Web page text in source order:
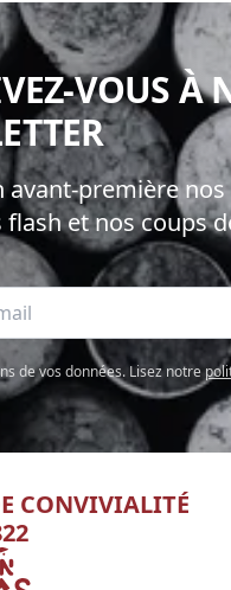
VOUS À
avant-première
flash et nos coups
de vos données. Lisez notre
CONVIVIALITÉ